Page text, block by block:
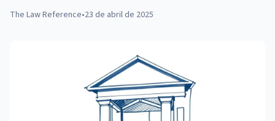
The Law Reference•23 de abril de 2025